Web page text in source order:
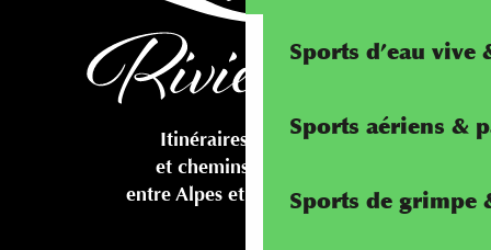
Sports d’eau vive
Sports aériens &
Sports de grimpe
Itinéraires cyclables
et chemins pédestres
entre Alpes et Méditerranée